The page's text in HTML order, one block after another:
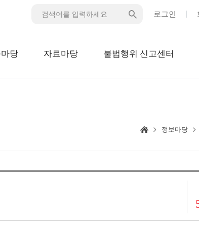
로그인
당 자료마당 불법행위 신고센터
정보마당